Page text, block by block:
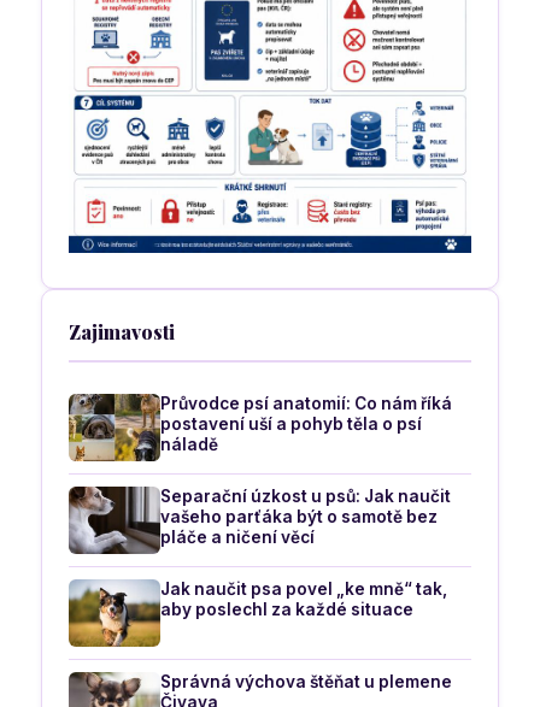
Zajimavosti
Průvodce psí anatomií: Co nám říká
postavení uší a pohyb těla o psí
náladě
Separační úzkost u psů: Jak naučit
vašeho parťáka být o samotě bez
pláče a ničení věcí
Jak naučit psa povel „ke mně“ tak,
aby poslechl za každé situace
Správná výchova štěňat u plemene
Čivava